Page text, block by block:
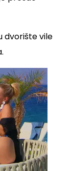
dvorište vile